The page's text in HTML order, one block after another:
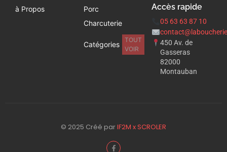
à Propos
Porc
Charcuterie
Catégories
TOUT
VOIR
Accès rapide
05 63 63 87 10
450 Av. de
Gasseras
82000
Montauban
© 2025 Créé parIF2M x SCROLER